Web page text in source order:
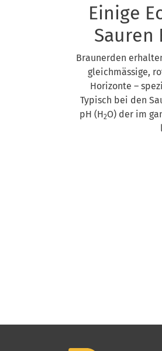
Einige
Sauren
Braunerden
gleichmässige,
Horizonte –
Typisch bei den
pH (H2O) der im